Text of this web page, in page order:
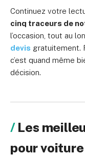
Continuez votre
cinq traceurs de
l’occasion, tout au
devis gratuitement.
c’est quand même
décision.
Les
pour voiture